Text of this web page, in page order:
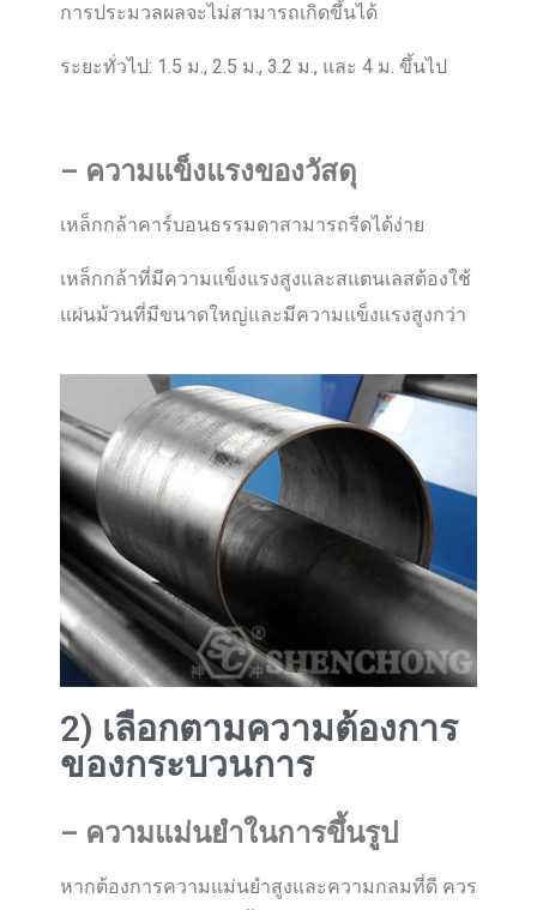
การประมวลผลจะไม่สามารถเกิดขึ้นได้
ระยะทั่วไป: 1.5 ม., 2.5 ม., 3.2 ม., และ 4 ม. ขึ้นไป
– ความแข็งแรงของวัสดุ
เหล็กกล้าคาร์บอนธรรมดาสามารถรีดได้ง่าย
เหล็กกล้าที่มีความแข็งแรงสูงและสแตนเลสต้องใช้
แผ่นม้วนที่มีขนาดใหญ่และมีความแข็งแรงสูงกว่า
2) เลือกตามความต้องการ
ของกระบวนการ
– ความแม่นยำในการขึ้นรูป
หากต้องการความแม่นยำสูงและความกลมที่ดี ควร